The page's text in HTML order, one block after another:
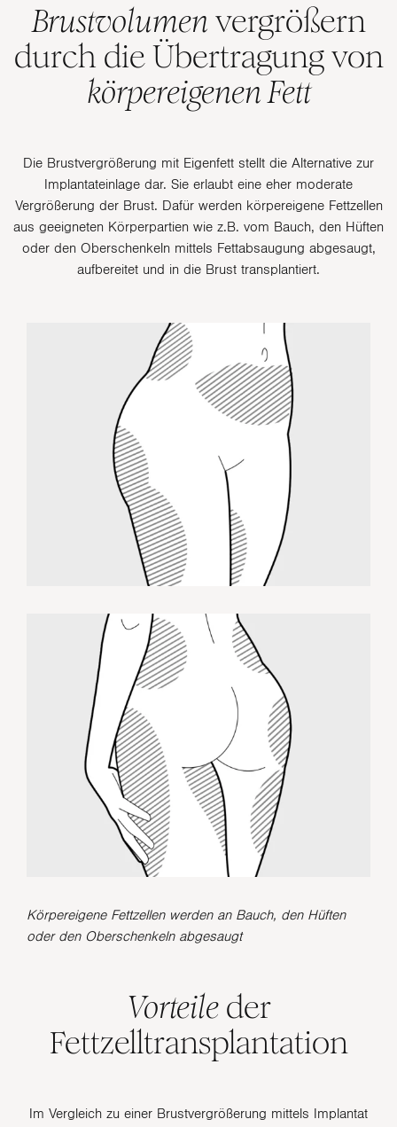
Brustvolumen vergrößern
durch die Übertragung von
körpereigenen Fett
Die Brustvergrößerung mit Eigenfett stellt die Alternative zur
Implantateinlage dar. Sie erlaubt eine eher moderate
Vergrößerung der Brust. Dafür werden körpereigene Fettzellen
aus geeigneten Körperpartien wie z.B. vom Bauch, den Hüften
oder den Oberschenkeln mittels Fettabsaugung abgesaugt,
aufbereitet und in die Brust transplantiert.
Körpereigene Fettzellen werden an Bauch, den Hüften
oder den Oberschenkeln abgesaugt
Vorteileder
Fettzelltransplantation
Im Vergleich zu einer Brustvergrößerung mittels Implantat